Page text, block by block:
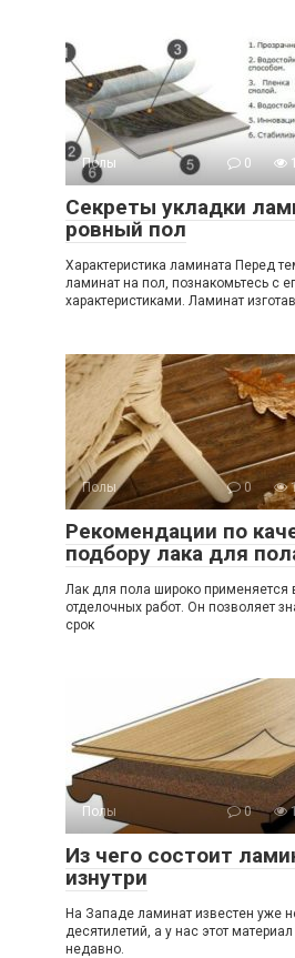
Полы 0
Секреты укладки
ровный пол
Характеристика ламината Перед
ламинат на пол, познакомьтесь с
характеристиками. Ламинат
Полы 0
Рекомендации по
подбору лака для
Лак для пола широко применяется
отделочных работ. Он позволяет
срок
Полы 0
Из чего состоит
изнутри
На Западе ламинат известен уже
десятилетий, а у нас этот
недавно.